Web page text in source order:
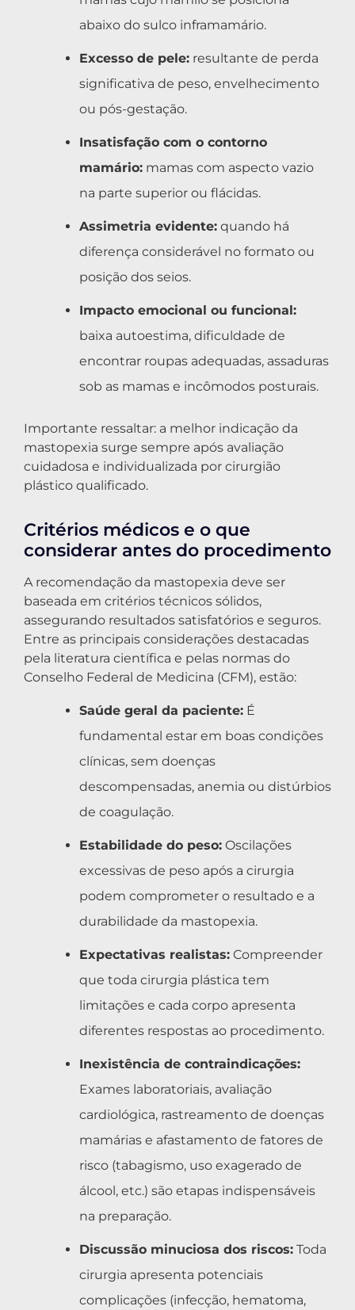
abaixo do sulco inframamário.
Excesso de pele: resultante de perda
significativa de peso, envelhecimento
ou pós-gestação.
Insatisfação com o contorno
mamário: mamas com aspecto vazio
na parte superior ou flácidas.
Assimetria evidente: quando há
diferença considerável no formato ou
posição dos seios.
Impacto emocional ou funcional:
baixa autoestima, dificuldade de
encontrar roupas adequadas, assaduras
sob as mamas e incômodos posturais.
Importante ressaltar: a melhor indicação da
mastopexia surge sempre após avaliação
cuidadosa e individualizada por cirurgião
plástico qualificado.
Critérios médicos e o que
considerar antes do procedimento
A recomendação da mastopexia deve ser
baseada em critérios técnicos sólidos,
assegurando resultados satisfatórios e seguros.
Entre as principais considerações destacadas
pela literatura científica e pelas normas do
Conselho Federal de Medicina (CFM), estão:
Saúde geral da paciente: É
fundamental estar em boas condições
clínicas, sem doenças
descompensadas, anemia ou distúrbios
de coagulação.
Estabilidade do peso: Oscilações
excessivas de peso após a cirurgia
podem comprometer o resultado e a
durabilidade da mastopexia.
Expectativas realistas: Compreender
que toda cirurgia plástica tem
limitações e cada corpo apresenta
diferentes respostas ao procedimento.
Inexistência de contraindicações:
Exames laboratoriais, avaliação
cardiológica, rastreamento de doenças
mamárias e afastamento de fatores de
risco (tabagismo, uso exagerado de
álcool, etc.) são etapas indispensáveis
na preparação.
Discussão minuciosa dos riscos: Toda
cirurgia apresenta potenciais
complicações (infecção, hematoma,